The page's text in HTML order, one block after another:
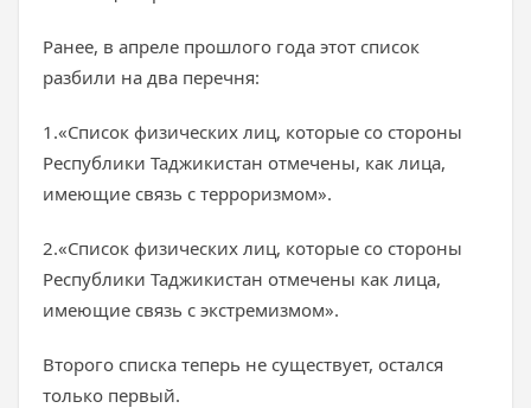
Ранее, в апреле прошлого года этот список
разбили на два перечня:
1.«Список физических лиц, которые со стороны
Республики Таджикистан отмечены, как лица,
имеющие связь с терроризмом».
2.«Список физических лиц, которые со стороны
Республики Таджикистан отмечены как лица,
имеющие связь с экстремизмом».
Второго списка теперь не существует, остался
только первый.